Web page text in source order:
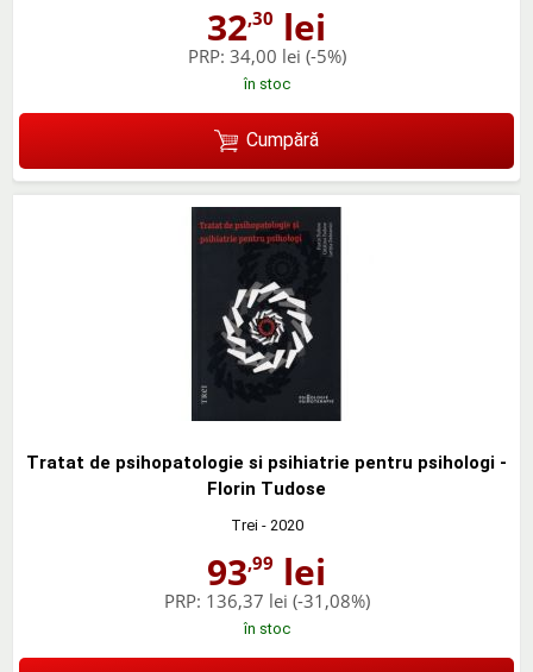
32,30 lei
PRP: 34,00 lei (-5%)
în stoc
Cumpără
Tratat de psihopatologie si psihiatrie pentru psihologi -
Florin Tudose
Trei- 2020
93,99 lei
PRP: 136,37 lei (-31,08%)
în stoc